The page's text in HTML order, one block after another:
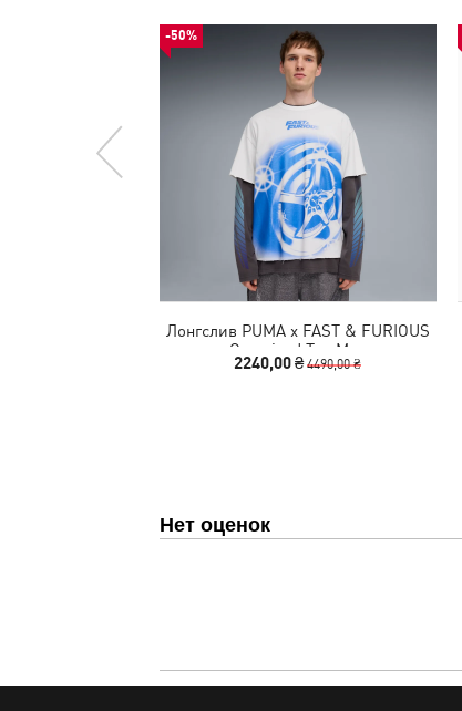
-50%
Лонгслив PUMA x FAST & FURIOUS
Oversized Tee Men
2240,00 ₴4490,00 ₴
Нет оценок